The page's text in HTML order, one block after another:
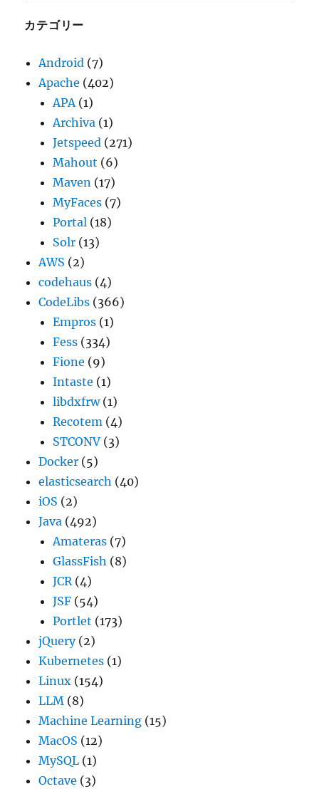
ブ
カテゴリー
Android (7)
Apache (402)
APA(1)
Archiva (1)
Jetspeed (271)
Mahout (6)
Maven (17)
MyFaces (7)
Portal (18)
Solr (13)
AWS (2)
codehaus (4)
CodeLibs (366)
Empros (1)
Fess (334)
Fione (9)
Intaste (1)
libdxfrw(1)
Recotem (4)
STCONV (3)
Docker (5)
elasticsearch (40)
iOS (2)
Java (492)
Amateras (7)
GlassFish (8)
JCR(4)
JSF (54)
Portlet (173)
jQuery(2)
Kubernetes (1)
Linux (154)
LLM (8)
Machine Learning (15)
MacOS (12)
MySQL (1)
Octave (3)